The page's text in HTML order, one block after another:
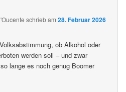
schriebam28. Februar 2026
ob Alkohol oder
werden soll – und zwar
lange es noch genug Boomer